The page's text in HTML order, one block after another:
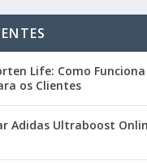
Life: Como
os Clientes
Adidas Ultraboost